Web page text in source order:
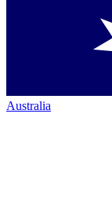
Australia